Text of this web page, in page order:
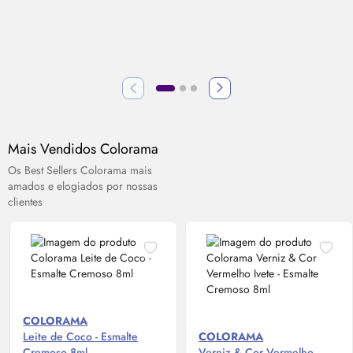
Mais Vendidos Colorama
Os Best Sellers Colorama mais
amados e elogiados por nossas
clientes
COLORAMA
Leite de Coco - Esmalte
COLORAMA